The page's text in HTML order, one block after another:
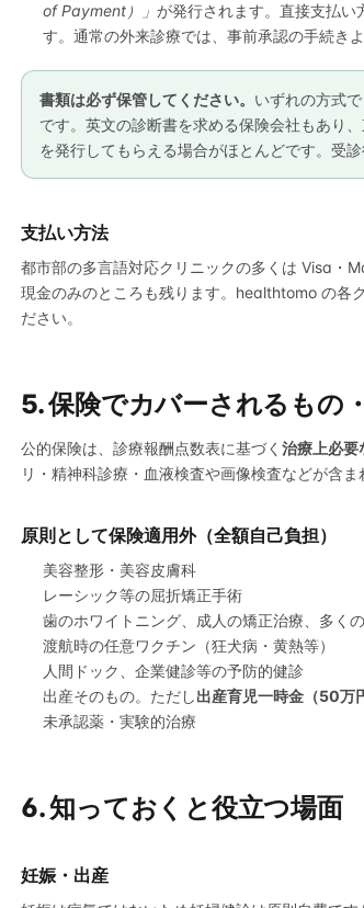
of Payment）」 が発行されます。直接支払い
す。通常の外来診療では、事前承認の手続き
書類は必ず保管してください。 いずれの方式
です。英文の診断書を求める保険会社もあり
を発行してもらえる場合がほとんどです。受診
支払い方法
都市部の多言語対応クリニックの多くは Visa・
現金のみのところも残ります。healthtomo の各
ださい。
5. 保険でカバーされるもの
公的保険は、診療報酬点数表に基づく 治療上必要
リ・精神科診療・血液検査や画像検査などが含ま
原則として保険適用外（全額自己負担）
美容整形・美容皮膚科
レーシック等の屈折矯正手術
歯のホワイトニング、成人の矯正治療、多く
渡航時の任意ワクチン（狂犬病・黄熱等）
人間ドック、企業健診等の予防的健診
出産そのもの。ただし出産育児一時金（50万
未承認薬・実験的治療
6. 知っておくと役立つ場面
妊娠・出産